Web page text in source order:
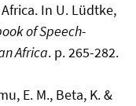
In U. Lüdtke,
of Speech-
Africa. p. 265-282.
E. M., Beta, K. &